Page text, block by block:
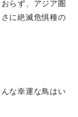
らず、アジア圏
に絶滅危惧種の
な幸運な鳥はい